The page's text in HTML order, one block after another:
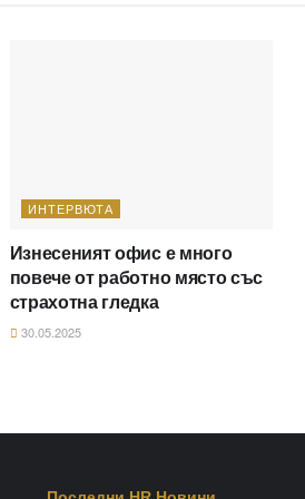
ИНТЕРВЮТА
Изнесеният офис е много
повече от работно място със
страхотна гледка
30.05.2025